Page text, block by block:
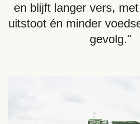
en blijft langer vers,
uitstoot én minder
gevolg."